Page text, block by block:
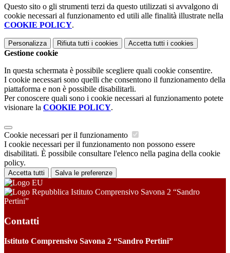
Questo sito o gli strumenti terzi da questo utilizzati si avvalgono di
cookie necessari al funzionamento ed utili alle finalità illustrate nella
COOKIE POLICY.
Personalizza Rifiuta tutti i cookies Accetta tutti i cookies
Gestione cookie
In questa schermata è possibile scegliere quali cookie consentire.
I cookie necessari sono quelli che consentono il funzionamento della
piattaforma e non è possibile disabilitarli.
Per conoscere quali sono i cookie necessari al funzionamento potete
visionare la COOKIE POLICY.
Cookie necessari per il funzionamento
I cookie necessari per il funzionamento non possono essere
disabilitati. È possibile consultare l'elenco nella pagina della cookie
policy.
Accetta tutti Salva le preferenze
Istituto Comprensivo Savona 2 “Sandro
Pertini”
Contatti
Istituto Comprensivo Savona 2 “Sandro Pertini”